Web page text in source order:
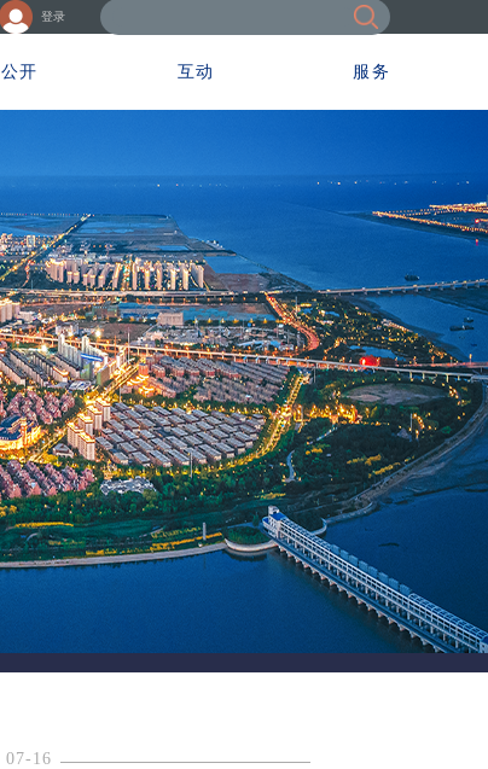
登录
公开 互动 服务
07-16